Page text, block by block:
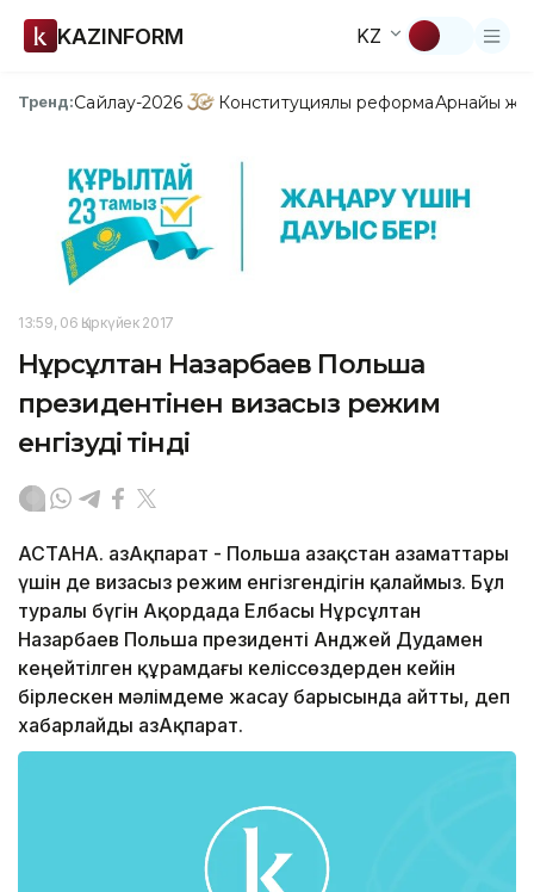
KAZINFORM KZ
Тренд:Сайлау-2026 Конституциялық реформаАрнайы
13:59, 06 Қыркүйек 2017
Нұрсұлтан Назарбаев Польша
президентінен визасыз режим
енгізуді өтінді
АСТАНА. ҚазАқпарат - Польша Қазақстан азаматтары
үшін де визасыз режим енгізгендігін қалаймыз. Бұл
туралы бүгін Ақордада Елбасы Нұрсұлтан
Назарбаев Польша президенті Анджей Дудамен
кеңейтілген құрамдағы келіссөздерден кейін
бірлескен мәлімдеме жасау барысында айтты, деп
хабарлайды ҚазАқпарат.